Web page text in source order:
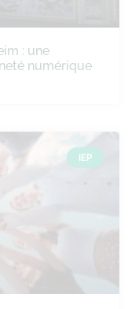
: une
numérique
IEP